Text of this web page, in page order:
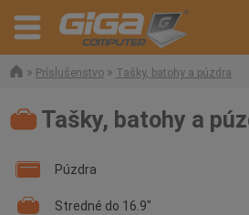
» Príslušenstvo » Tašky, batohy a púzdra
Tašky, batohy a
Púzdra
Stredné do 16.9"